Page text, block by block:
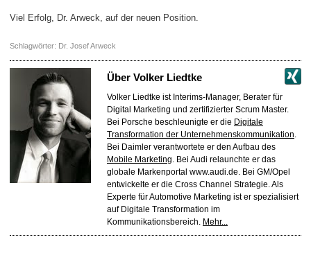
Viel Erfolg, Dr. Arweck, auf der neuen Position.
Schlagwörter: Dr. Josef Arweck
Über Volker Liedtke
Volker Liedtke ist Interims-Manager, Berater für
Digital Marketing und zertifizierter Scrum Master.
Bei Porsche beschleunigte er die Digitale
Transformation der Unternehmenskommunikation.
Bei Daimler verantwortete er den Aufbau des
Mobile Marketing. Bei Audi relaunchte er das
globale Markenportal www.audi.de. Bei GM/Opel
entwickelte er die Cross Channel Strategie. Als
Experte für Automotive Marketing ist er spezialisiert
auf Digitale Transformation im
Kommunikationsbereich. Mehr...